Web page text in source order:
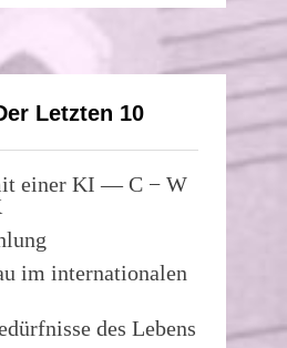
Letzten 10
einer KI — C − W
im internationalen
des Lebens